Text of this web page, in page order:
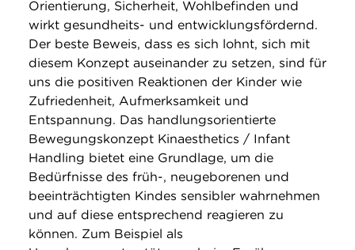
Orientierung, Sicherheit, Wohlbefinden und
wirkt gesundheits- und entwicklungsfördernd.
Der beste Beweis, dass es sich lohnt, sich mit
diesem Konzept auseinander zu setzen, sind für
uns die positiven Reaktionen der Kinder wie
Zufriedenheit, Aufmerksamkeit und
Entspannung. Das handlungsorientierte
Bewegungskonzept Kinaesthetics / Infant
Handling bietet eine Grundlage, um die
Bedürfnisse des früh-, neugeborenen und
beeinträchtigten Kindes sensibler wahrnehmen
und auf diese entsprechend reagieren zu
können. Zum Beispiel als